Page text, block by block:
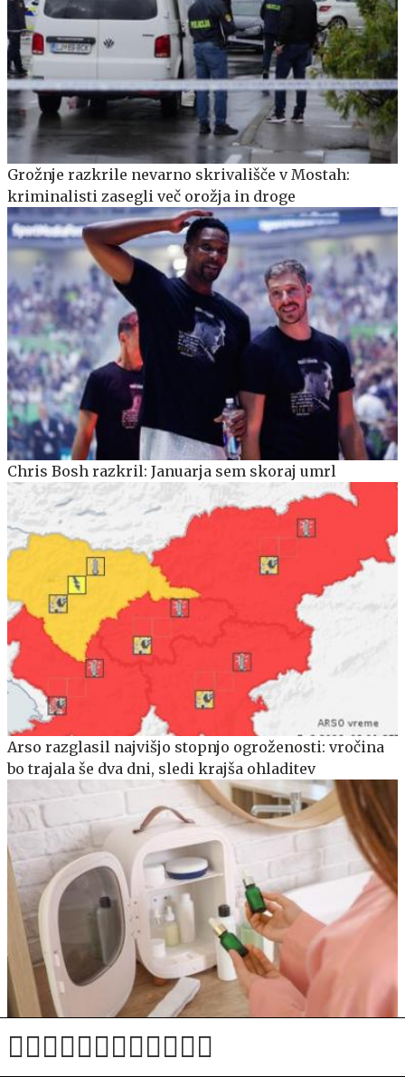
Grožnje razkrile nevarno skrivališče v Mostah:
kriminalisti zasegli več orožja in droge
Chris Bosh razkril: Januarja sem skoraj umrl
Arso razglasil najvišjo stopnjo ogroženosti: vročina
bo trajala še dva dni, sledi krajša ohladitev